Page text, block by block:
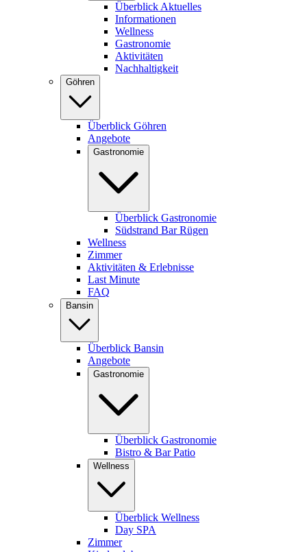
Überblick Aktuelles
Informationen
Wellness
Gastronomie
Aktivitäten
Nachhaltigkeit
Göhren
Überblick Göhren
Angebote
Gastronomie
Überblick Gastronomie
Südstrand Bar Rügen
Wellness
Zimmer
Aktivitäten & Erlebnisse
Last Minute
FAQ
Bansin
Überblick Bansin
Angebote
Gastronomie
Überblick Gastronomie
Bistro & Bar Patio
Wellness
Überblick Wellness
Day SPA
Zimmer